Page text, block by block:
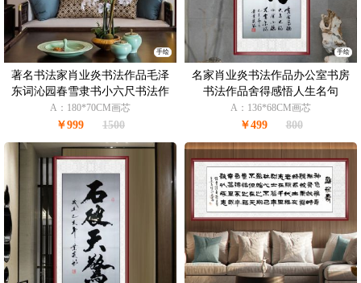
手绘
著名书法家肖业炎书法作品毛泽
东词沁园春雪隶书小六尺书法作
品
A：180*70CM画芯
￥999 1500
手绘
名家肖业炎书法作品办公室书房
书法作品舍得感悟人生名句
A：136*68CM画芯
￥499 800